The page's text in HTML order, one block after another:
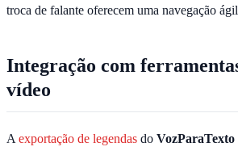
troca de falante oferecem uma navegação
Integração com
vídeo
A exportação de legendas do VozParaTexto